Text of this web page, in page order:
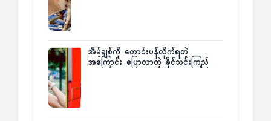
အိမ့်ချစ်ကို တောင်းပန်လိုက်ရတဲ့
အကြောင်း ပြောလာတဲ့ ခိုင်သင်းကြည်